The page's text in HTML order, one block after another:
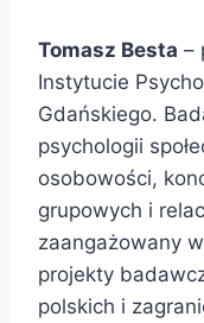
Tomasz Besta –
Instytucie
Gdańskiego.
psychologii
osobowości,
grupowych i
zaangażowany
projekty
polskich i